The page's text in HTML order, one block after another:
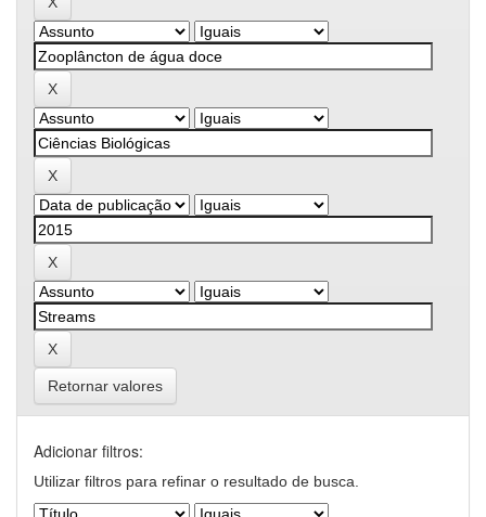
Retornar valores
Adicionar filtros:
Utilizar filtros para refinar o resultado de busca.